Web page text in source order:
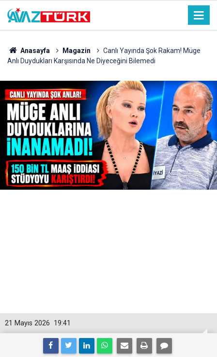
Anasayfa Magazin
Canlı Yayında Şok Rakam! Müge
Anlı Duydukları Karşısında Ne Diyeceğini Bilemedi
19:41
21 Mayıs 2026